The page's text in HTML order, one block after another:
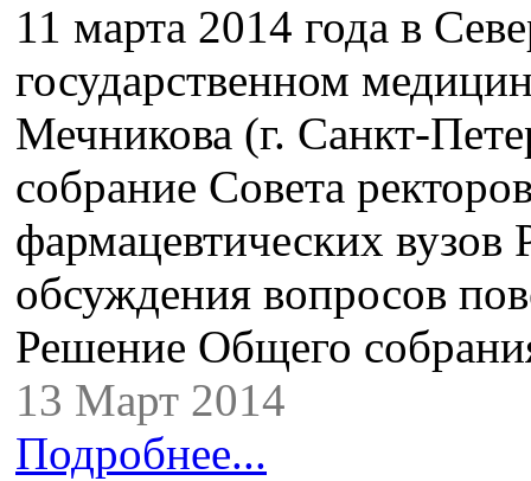
11 марта 2014 года в
государственном
Мечникова (г. Санкт-
собрание Совета
фармацевтических
обсуждения вопросов
Решение Общего
13 Март 2014
Подробнее...